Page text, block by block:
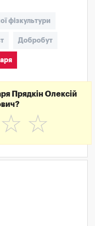
фізкультури
Добробут
Прядкін Олексій
☆
☆